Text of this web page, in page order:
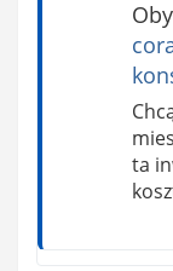
ta